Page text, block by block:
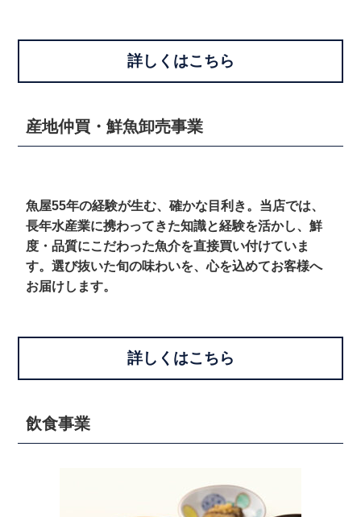
詳しくはこちら
産地仲買・鮮魚卸売事業
魚屋55年の経験が生む、確かな目利き。当店では、
長年水産業に携わってきた知識と経験を活かし、鮮
度・品質にこだわった魚介を直接買い付けていま
す。選び抜いた旬の味わいを、心を込めてお客様へ
お届けします。
詳しくはこちら
飲食事業